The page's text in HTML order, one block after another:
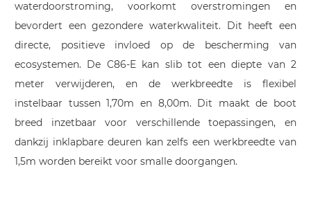
waterdoorstroming, voorkomt overstromingen en
bevordert een gezondere waterkwaliteit. Dit heeft een
directe, positieve invloed op de bescherming van
ecosystemen. De C86-E kan slib tot een diepte van 2
meter verwijderen, en de werkbreedte is flexibel
instelbaar tussen 1,70m en 8,00m. Dit maakt de boot
breed inzetbaar voor verschillende toepassingen, en
dankzij inklapbare deuren kan zelfs een werkbreedte van
1,5m worden bereikt voor smalle doorgangen.